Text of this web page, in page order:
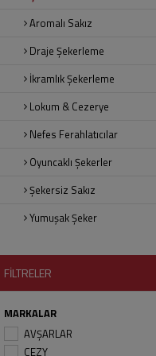
Aromalı Sakız
Draje Şekerleme
İkramlık Şekerleme
Lokum & Cezerye
Nefes Ferahlatıcılar
Oyuncaklı Şekerler
Şekersiz Sakız
Yumuşak Şeker
FİLTRELER
MARKALAR
AVŞARLAR
CEZY